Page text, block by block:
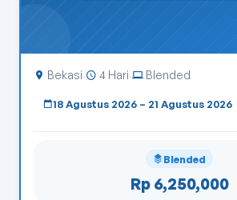
Bekasi· 4 Hari· Blended
18 Agustus 2026 – 21 Agustus 2026
Blended
Rp 6,250,000